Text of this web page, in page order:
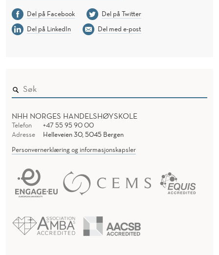
Del på Facebook
Del på Twitter
Del på LinkedIn
Del med e-post
NHH NORGES HANDELSHØYSKOLE
Telefon
+47 55 95 90 00
Adresse
Helleveien 30, 5045 Bergen
Personvernerklæring og informasjonskapsler